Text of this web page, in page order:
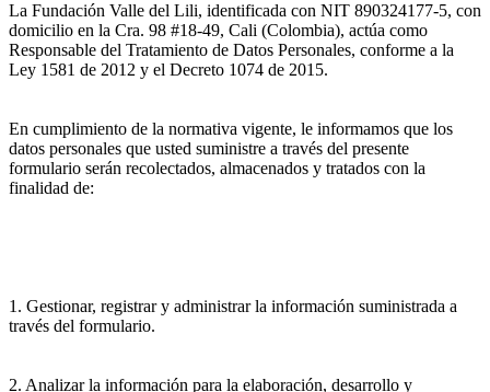
La Fundación Valle del Lili, identificada con NIT 890324177-5, con
domicilio en la Cra. 98 #18-49, Cali (Colombia), actúa como
Responsable del Tratamiento de Datos Personales, conforme a la
Ley 1581 de 2012 y el Decreto 1074 de 2015.
En cumplimiento de la normativa vigente, le informamos que los
datos personales que usted suministre a través del presente
formulario serán recolectados, almacenados y tratados con la
finalidad de:
1. Gestionar, registrar y administrar la información suministrada a
través del formulario.
2. Analizar la información para la elaboración, desarrollo y